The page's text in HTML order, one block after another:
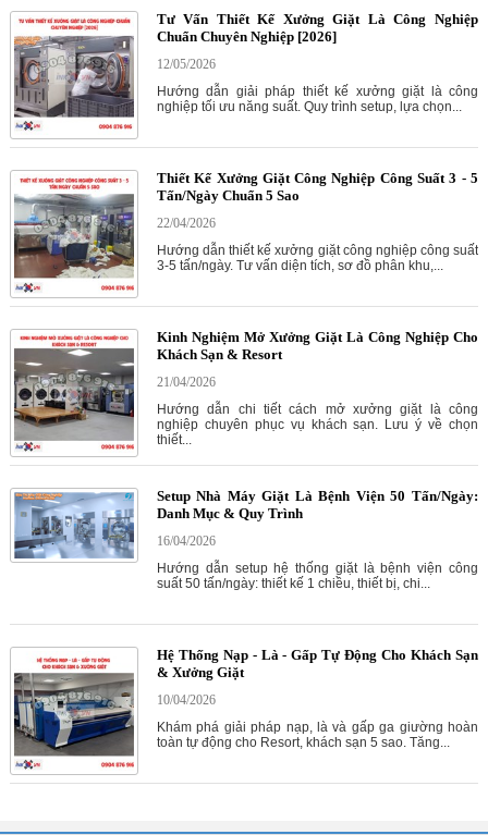
Tư Vấn Thiết Kế Xưởng Giặt Là Công Nghiệp
Chuẩn Chuyên Nghiệp [2026]
12/05/2026
Hướng dẫn giải pháp thiết kế xưởng giặt là công
nghiệp tối ưu năng suất. Quy trình setup, lựa chọn...
Thiết Kế Xưởng Giặt Công Nghiệp Công Suất 3 - 5
Tấn/Ngày Chuẩn 5 Sao
22/04/2026
Hướng dẫn thiết kế xưởng giặt công nghiệp công suất
3-5 tấn/ngày. Tư vấn diện tích, sơ đồ phân khu,...
Kinh Nghiệm Mở Xưởng Giặt Là Công Nghiệp Cho
Khách Sạn & Resort
21/04/2026
Hướng dẫn chi tiết cách mở xưởng giặt là công
nghiệp chuyên phục vụ khách sạn. Lưu ý về chọn
thiết...
Setup Nhà Máy Giặt Là Bệnh Viện 50 Tấn/Ngày:
Danh Mục & Quy Trình
16/04/2026
Hướng dẫn setup hệ thống giặt là bệnh viện công
suất 50 tấn/ngày: thiết kế 1 chiều, thiết bị, chi...
Hệ Thống Nạp - Là - Gấp Tự Động Cho Khách Sạn
& Xưởng Giặt
10/04/2026
Khám phá giải pháp nạp, là và gấp ga giường hoàn
toàn tự động cho Resort, khách sạn 5 sao. Tăng...